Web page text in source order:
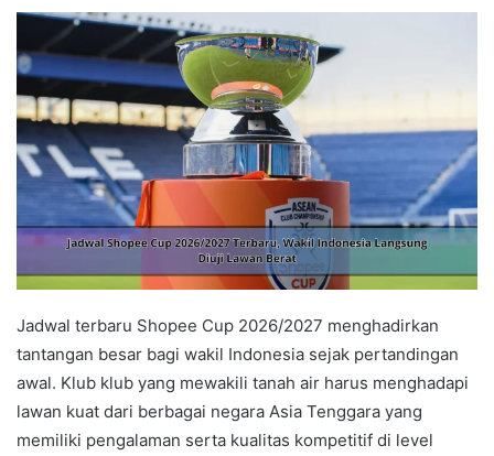
Jadwal terbaru Shopee Cup 2026/2027 menghadirkan
tantangan besar bagi wakil Indonesia sejak pertandingan
awal. Klub klub yang mewakili tanah air harus menghadapi
lawan kuat dari berbagai negara Asia Tenggara yang
memiliki pengalaman serta kualitas kompetitif di level